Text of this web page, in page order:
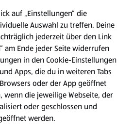
auf „Einstellungen“ die
Auswahl zu treffen. Deine
jederzeit über den Link
am Ende jeder Seite widerrufen
in den Cookie-Einstellungen
Apps, die du in weiteren Tabs
oder der App geöffnet
wenn die jeweilige Webseite, der
oder geschlossen und
werden.